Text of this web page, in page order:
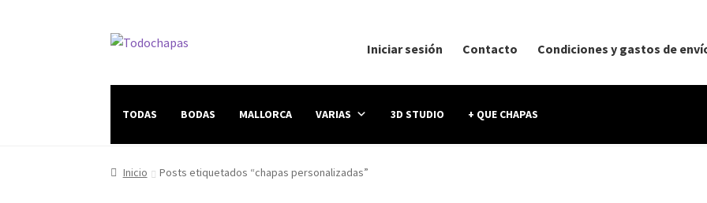
Iniciar sesión Contacto Condiciones y gastos de
TODAS BODAS MALLORCA VARIAS 3D STUDIO + QUE CHAPAS
Inicio Posts etiquetados “chapas personalizadas”